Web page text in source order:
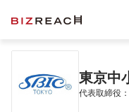
東京中
代表取締役